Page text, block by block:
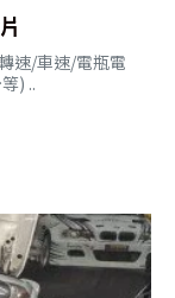
速/車速/電瓶電
) ..